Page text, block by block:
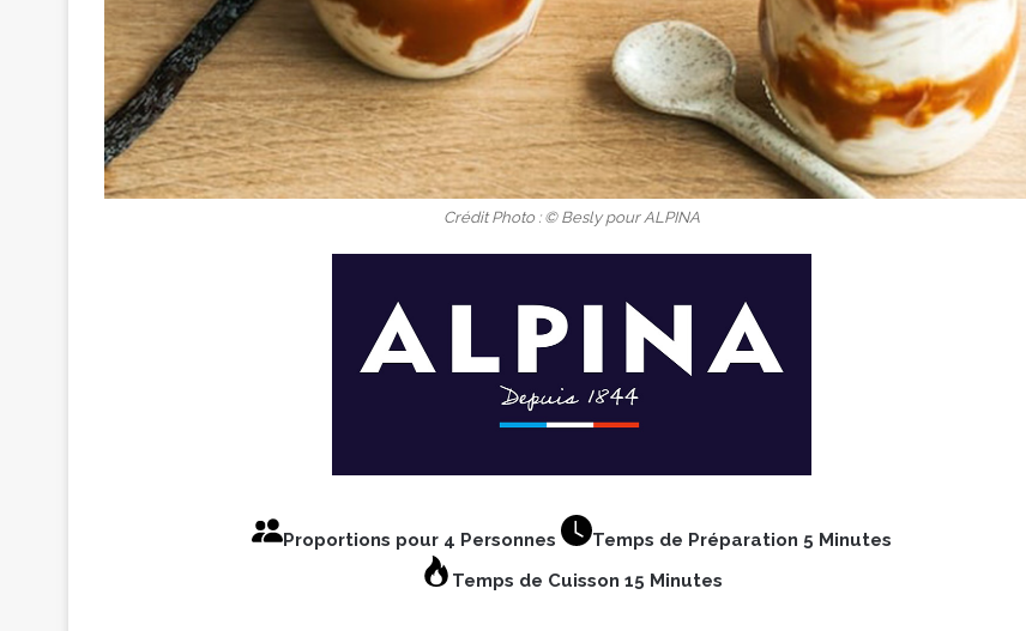
Crédit Photo : © Besly pour ALPINA
Proportions pour 4 Personnes
Temps de Préparation 5 Minutes
Temps de Cuisson 15 Minutes